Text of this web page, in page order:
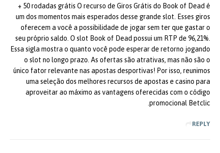
+ 50 rodadas grátis O recurso de Giros Grátis do Book of Dead é
um dos momentos mais esperados desse grande slot. Esses giros
oferecem a você a possibilidade de jogar sem ter que gastar o
seu próprio saldo. O slot Book of Dead possui um RTP de 96,21%.
Essa sigla mostra o quanto você pode esperar de retorno jogando
o slot no longo prazo. As ofertas são atrativas, mas não são o
único fator relevante nas apostas desportivas! Por isso, reunimos
uma seleção dos melhores recursos de apostas e casino para
aproveitar ao máximo as vantagens oferecidas com o código
promocional Betclic.
REPLY